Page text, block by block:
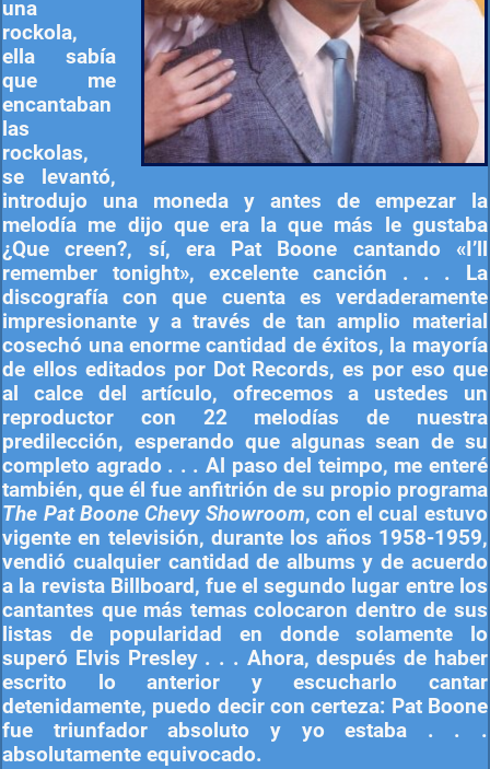
una
rockola,
ella sabía
que me
encantaban
las
rockolas,
se levantó,
introdujo una moneda y antes de empezar la
melodía me dijo que era la que más le gustaba
¿Que creen?, sí, era Pat Boone cantando «I’ll
remember tonight», excelente canción . . . La
discografía con que cuenta es verdaderamente
impresionante y a través de tan amplio material
cosechó una enorme cantidad de éxitos, la mayoría
de ellos editados por Dot Records, es por eso que
al calce del artículo, ofrecemos a ustedes un
reproductor con 22 melodías de nuestra
predilección, esperando que algunas sean de su
completo agrado . . . Al paso del teimpo, me enteré
también, que él fue anfitrión de su propio programa
The Pat Boone Chevy Showroom, con el cual estuvo
vigente en televisión, durante los años 1958-1959,
vendió cualquier cantidad de albums y de acuerdo
a la revista Billboard, fue el segundo lugar entre los
cantantes que más temas colocaron dentro de sus
listas de popularidad en donde solamente lo
superó Elvis Presley . . . Ahora, después de haber
escrito lo anterior y escucharlo cantar
detenidamente, puedo decir con certeza: Pat Boone
fue triunfador absoluto y yo estaba . . .
absolutamente equivocado.